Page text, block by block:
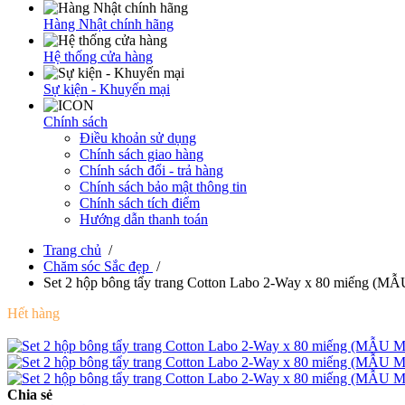
Hàng Nhật chính hãng
Hệ thống cửa hàng
Sự kiện - Khuyến mại
Chính sách
Điều khoản sử dụng
Chính sách giao hàng
Chính sách đổi - trả hàng
Chính sách bảo mật thông tin
Chính sách tích điểm
Hướng dẫn thanh toán
Trang chủ /
Chăm sóc Sắc đẹp /
Set 2 hộp bông tẩy trang Cotton Labo 2-Way x 80 miếng
Hết hàng
Chia sẻ